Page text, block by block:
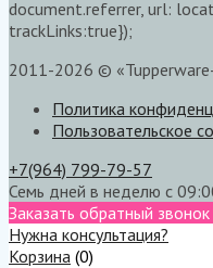
document.referrer, url:
trackLinks:true});
2011-2026 ©
Политика
Пользовательское
+7(964) 799-79-57
Семь дней в неделю с
Заказать обратный звонок
Нужна консультация?
Корзина (0)